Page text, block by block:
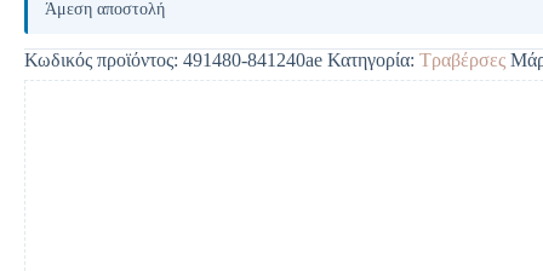
e
r
n
a
t
i
v
e
:
Άμεση αποστολή
Κωδικός προϊόντος: 491480-841240ae Κατηγορία: Τραβέρσες